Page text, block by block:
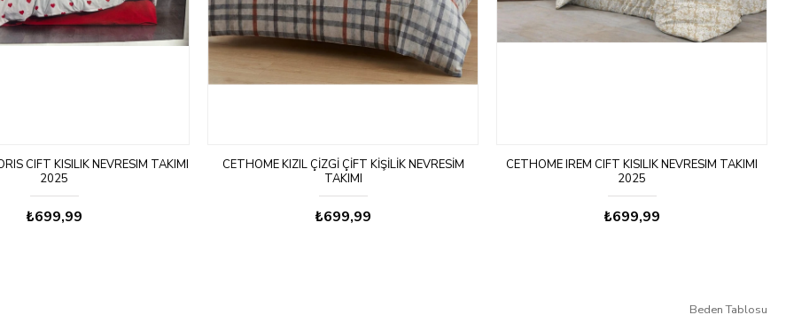
CIFT KISILIK NEVRESIM TAKIMI
2025
₺699,99
CETHOME KIZIL ÇIZGI ÇIFT KIŞILIK NEVRESIM
TAKIMI
₺699,99
CETHOME IREM CIFT KISILIK NEVRESIM TAKIMI
2025
₺699,99
Beden Tablosu